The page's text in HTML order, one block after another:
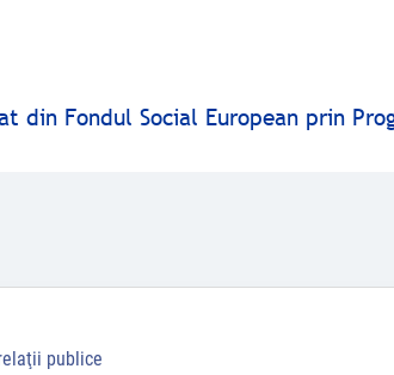
din Fondul Social European prin
publice